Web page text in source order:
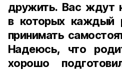
дружить. Вас ждут
в которых каждый
принимать
Надеюсь, что
хорошо